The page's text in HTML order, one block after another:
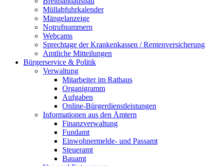
Müllabfuhrkalender
Mängelanzeige
Notrufnummern
Webcams
Sprechtage der Krankenkassen / Rentenversicherung
Amtliche Mitteilungen
Bürgerservice & Politik
Verwaltung
Mitarbeiter im Rathaus
Organigramm
Aufgaben
Online-Bürgerdienstleistungen
Informationen aus den Ämtern
Finanzverwaltung
Fundamt
Einwohnermelde- und Passamt
Steueramt
Bauamt